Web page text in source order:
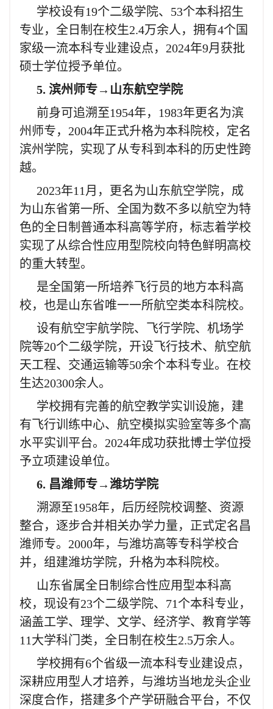
学校设有19个二级学院、53个本科招生
专业，全日制在校生2.4万余人，拥有4个国
家级一流本科专业建设点，2024年9月获批
硕士学位授予单位。
5. 滨州师专→山东航空学院
前身可追溯至1954年，1983年更名为滨
州师专，2004年正式升格为本科院校，定名
滨州学院，实现了从专科到本科的历史性跨
越。
2023年11月，更名为山东航空学院，成
为山东省第一所、全国为数不多以航空为特
色的全日制普通本科高等学府，标志着学校
实现了从综合性应用型院校向特色鲜明高校
的重大转型。
是全国第一所培养飞行员的地方本科高
校，也是山东省唯一一所航空类本科院校。
设有航空宇航学院、飞行学院、机场学
院等20个二级学院，开设飞行技术、航空航
天工程、交通运输等50余个本科专业。在校
生达20300余人。
学校拥有完善的航空教学实训设施，建
有飞行训练中心、航空模拟实验室等多个高
水平实训平台。2024年成功获批博士学位授
予立项建设单位。
6. 昌潍师专→潍坊学院
溯源至1958年，后历经院校调整、资源
整合，逐步合并相关办学力量，正式定名昌
潍师专。2000年，与潍坊高等专科学校合
并，组建潍坊学院，升格为本科院校。
山东省属全日制综合性应用型本科高
校，现设有23个二级学院、71个本科专业，
涵盖工学、理学、文学、经济学、教育学等
11大学科门类，全日制在校生2.5万余人。
学校拥有6个省级一流本科专业建设点，
深耕应用型人才培养，与潍坊当地龙头企业
深度合作，搭建多个产学研融合平台，不仅